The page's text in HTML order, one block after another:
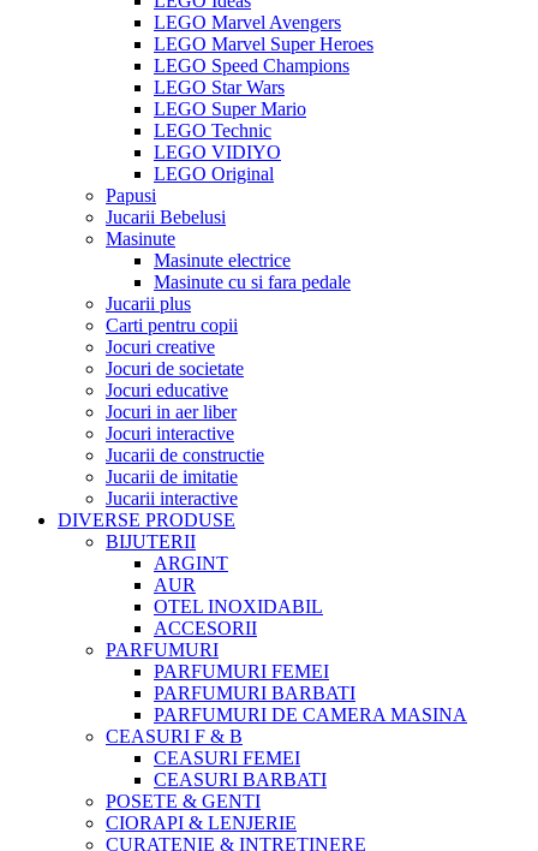
LEGO Marvel Avengers
LEGO Marvel Super Heroes
LEGO Speed Champions
LEGO Star Wars
LEGO Super Mario
LEGO Technic
LEGO VIDIYO
LEGO Original
Papusi
Jucarii Bebelusi
Masinute
Masinute electrice
Masinute cu si fara pedale
Jucarii plus
Carti pentru copii
Jocuri creative
Jocuri de societate
Jocuri educative
Jocuri in aer liber
Jocuri interactive
Jucarii de constructie
Jucarii de imitatie
Jucarii interactive
DIVERSE PRODUSE
BIJUTERII
ARGINT
AUR
OTEL INOXIDABIL
ACCESORII
PARFUMURI
PARFUMURI FEMEI
PARFUMURI BARBATI
PARFUMURI DE CAMERA MASINA
CEASURI F & B
CEASURI FEMEI
CEASURI BARBATI
POSETE & GENTI
CIORAPI & LENJERIE
CURATENIE & INTRETINERE